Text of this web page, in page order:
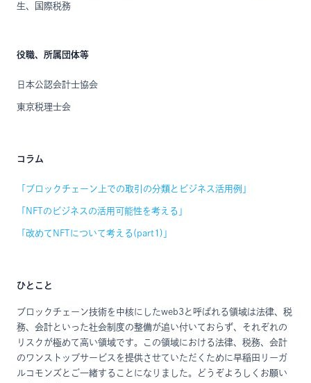
生、国際税務
役職、所属団体等
日本公認会計士協会
東京税理士会
コラム
「ブロックチェーン上での取引の分類とビジネス活用例」
「NFTのビジネスの活用可能性を考える」
「改めてNFTについて考える(part1)」
ひとこと
ブロックチェーン技術を中核にしたweb3と呼ばれる領域は法律、税
務、会計といった社会制度の整備が追い付いておらず、それぞれの
リスクが極めて高い領域です。この領域における法律、税務、会計
のワンストップサービスを提供させていただくために早稲田リーガ
ルコモンズとご一緒することになりました。どうぞよろしくお願い